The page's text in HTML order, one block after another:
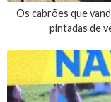
Os cabrões que
pintadas de